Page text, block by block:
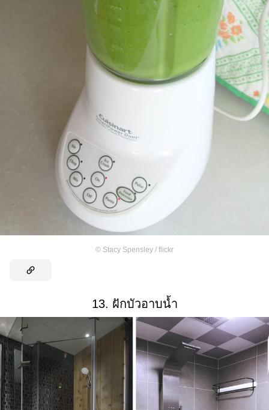
© Stacy Spensley / flickr
13. ฝักบัวอาบน้ำ